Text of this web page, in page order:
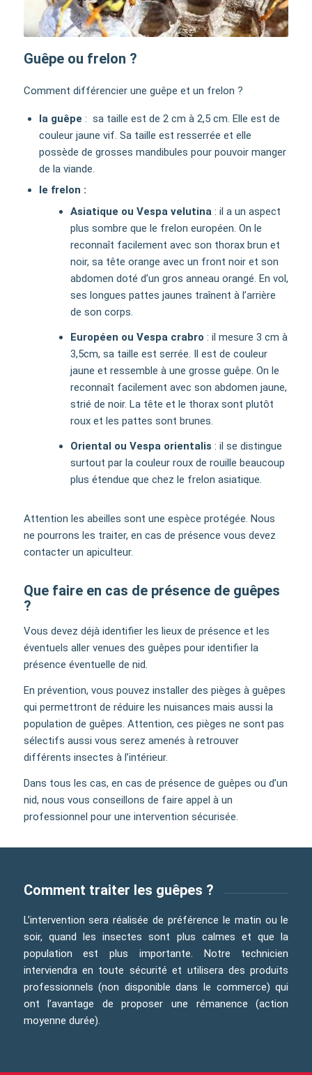
Guêpe ou frelon ?
Comment différencier une guêpe et un frelon ?
la guêpe : sa taille est de 2 cm à 2,5 cm. Elle est de
couleur jaune vif. Sa taille est resserrée et elle
possède de grosses mandibules pour pouvoir manger
de la viande.
le frelon :
Asiatique ou Vespa velutina : il a un aspect
plus sombre que le frelon européen. On le
reconnaît facilement avec son thorax brun et
noir, sa tête orange avec un front noir et son
abdomen doté d’un gros anneau orangé. En vol,
ses longues pattes jaunes traînent à l’arrière
de son corps.
Européen ou Vespa crabro : il mesure 3 cm à
3,5cm, sa taille est serrée. Il est de couleur
jaune et ressemble à une grosse guêpe. On le
reconnaît facilement avec son abdomen jaune,
strié de noir. La tête et le thorax sont plutôt
roux et les pattes sont brunes.
Oriental ou Vespa orientalis : il se distingue
surtout par la couleur roux de rouille beaucoup
plus étendue que chez le frelon asiatique.
Attention les abeilles sont une espèce protégée. Nous
ne pourrons les traiter, en cas de présence vous devez
contacter un apiculteur.
Que faire en cas de présence de guêpes
?
Vous devez déjà identifier les lieux de présence et les
éventuels aller venues des guêpes pour identifier la
présence éventuelle de nid.
En prévention, vous pouvez installer des pièges à guêpes
qui permettront de réduire les nuisances mais aussi la
population de guêpes. Attention, ces pièges ne sont pas
sélectifs aussi vous serez amenés à retrouver
différents insectes à l’intérieur.
Dans tous les cas, en cas de présence de guêpes ou d’un
nid, nous vous conseillons de faire appel à un
professionnel pour une intervention sécurisée.
Comment traiter les guêpes ?
L’intervention sera réalisée de préférence le matin ou le
soir, quand les insectes sont plus calmes et que la
population est plus importante. Notre technicien
interviendra en toute sécurité et utilisera des produits
professionnels (non disponible dans le commerce) qui
ont l’avantage de proposer une rémanence (action
moyenne durée).